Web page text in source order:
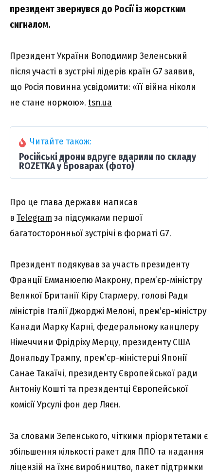
президент звернувся до Росії із жорстким
сигналом.
Президент України Володимир Зеленський
після участі в зустрічі лідерів країн G7 заявив,
що Росія повинна усвідомити: «її війна ніколи
не стане нормою». tsn.ua
Читайте також:
Російські дрони вдруге вдарили по складу
ROZETKA у Броварах (фото)
Про це глава держави написав
в Telegram за підсумками першої
багатосторонньої зустрічі в форматі G7.
Президент подякував за участь президенту
Франції Емманюелю Макрону, прем’єр-міністру
Великої Британії Кіру Стармеру, голові Ради
міністрів Італії Джорджі Мелоні, прем’єр-міністру
Канади Марку Карні, федеральному канцлеру
Німеччини Фрідріху Мерцу, президенту США
Дональду Трампу, прем’єр-міністерці Японії
Санае Такаїчі, президенту Європейської ради
Антоніу Кошті та президентці Європейської
комісії Урсулі фон дер Ляєн.
За словами Зеленського, чіткими пріоритетами є
збільшення кількості ракет для ППО та надання
ліцензій на їхнє виробництво, пакет підтримки